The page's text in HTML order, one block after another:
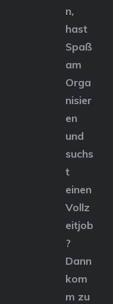
n,
hast
Spaß
am
Orga
nisier
en
und
suchs
t
einen
Vollz
eitjob
?
Dann
kom
m zu